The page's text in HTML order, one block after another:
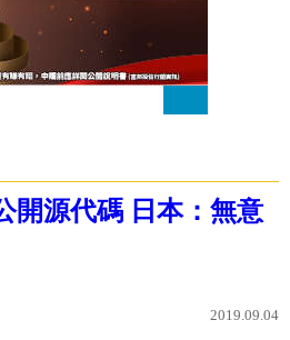
開源代碼 日本：無意
2019.09.04